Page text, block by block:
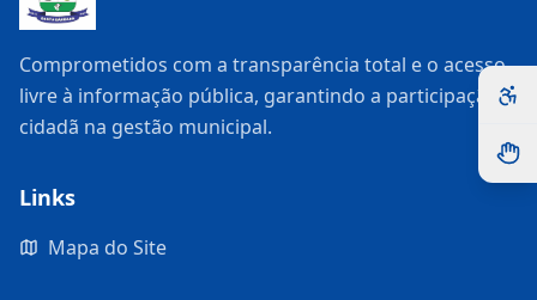
Comprometidos com a transparência total e o acesso
livre à informação pública, garantindo a participação
cidadã na gestão municipal.
Links
Mapa do Site